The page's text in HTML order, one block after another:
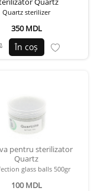
Quartz sterilizer
350 MDL
În coș
pentru sterilizator
Quartz
glass balls 500gr
100 MDL